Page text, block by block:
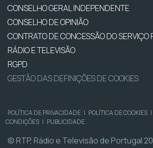
CONSELHO GERAL INDEPENDENTE
CONSELHO DE OPINIÃO
CONTRATO DE CONCESSÃO DO SERVIÇO
RÁDIO E TELEVISÃO
RGPD
GESTÃO DAS DEFINIÇÕES DE COOKIES
POLÍTICA DE PRIVACIDADE | POLÍTICA DE COOKIES |
CONDIÇÕES | PUBLICIDADE
© RTP, Rádio e Televisão de Portugal